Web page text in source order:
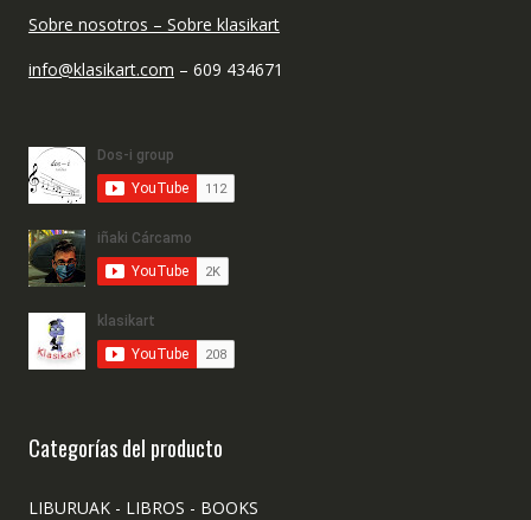
Sobre nosotros – Sobre klasikart
info@klasikart.com – 609 434671
Categorías del producto
LIBURUAK - LIBROS - BOOKS